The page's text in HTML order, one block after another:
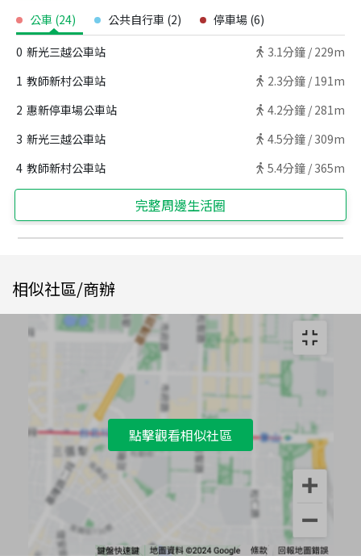
公車 (24) 公共自行車 (2) 停車場 (6)
0 新光三越公車站 3.1分鐘 / 229m
1 教師新村公車站 2.3分鐘 / 191m
2 惠新停車場公車站 4.2分鐘 / 281m
3 新光三越公車站 4.5分鐘 / 309m
4 教師新村公車站 5.4分鐘 / 365m
完整周邊生活圈
相似社區/商辦
點擊觀看相似社區